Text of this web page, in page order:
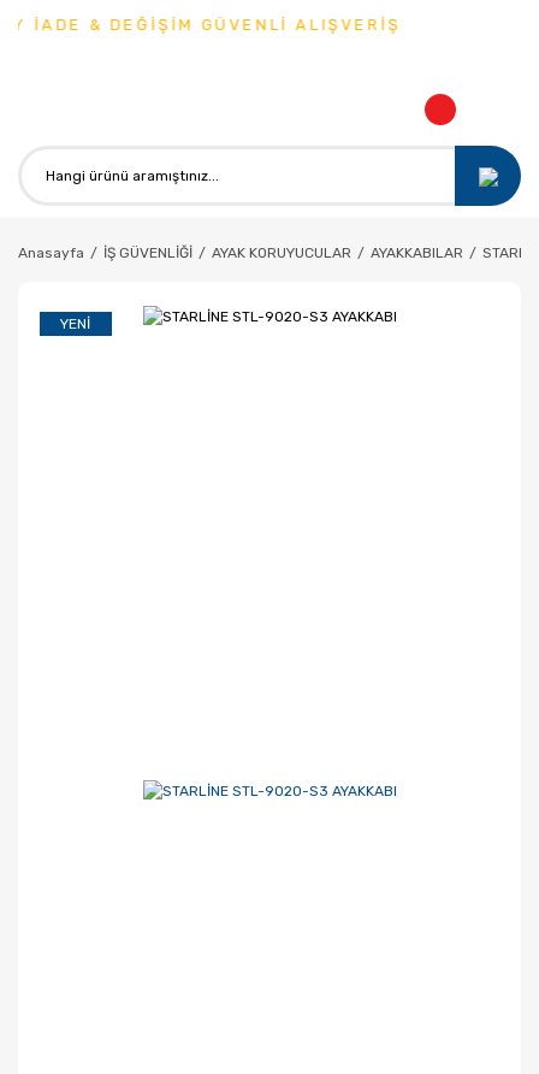
İADE & DEĞİŞİM GÜVENLİ ALIŞVERİŞ
Anasayfa İŞ GÜVENLİĞİ AYAK KORUYUCULAR AYAKKABILAR
YENI